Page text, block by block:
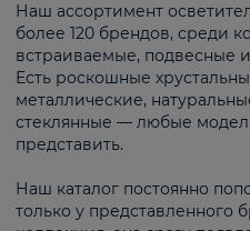
Наш ассортимент
более 120 брендов, среди
встраиваемые, подвесные
Есть роскошные
металлические,
стеклянные — любые
представить.
Наш каталог постоянно
только у представленного